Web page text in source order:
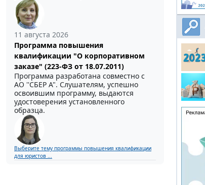
11 августа 2026
Программа повышения
квалификации "О корпоративном
заказе" (223-ФЗ от 18.07.2011)
Программа разработана совместно с
АО ''СБЕР А". Слушателям, успешно
освоившим программу, выдаются
удостоверения установленного
образца.
Выберите тему программы повышения квалификации
для юристов ...